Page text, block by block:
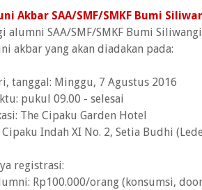
Akbar SAA/SMF/SMKF Bumi
alumni SAA/SMF/SMKF Bumi
akbar yang akan diadakan pada:
tanggal: Minggu, 7 Agustus 2016
pukul 09.00 - selesai
The Cipaku Garden Hotel
Cipaku Indah XI No. 2, Setia Budhi
registrasi:
Rp100.000/orang (konsumsi,